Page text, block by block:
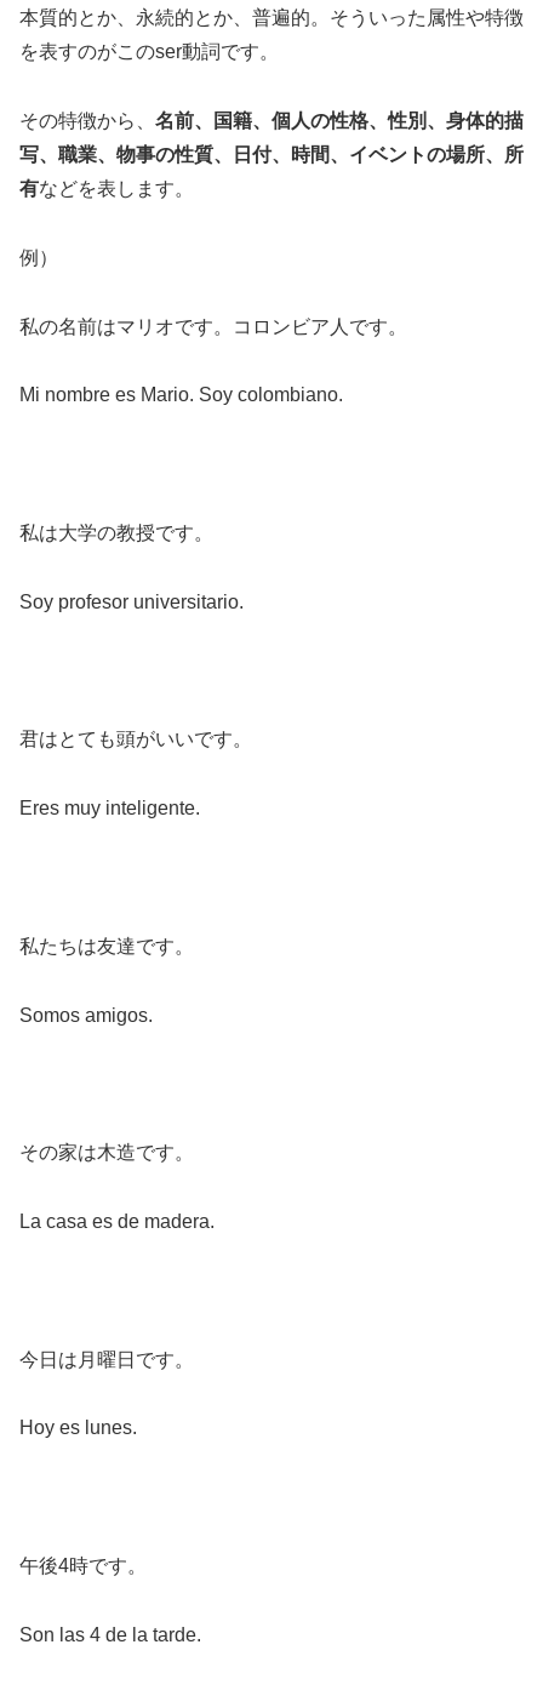
本質的とか、永続的とか、普遍的。そういった属性や特徴
を表すのがこのser動詞です。
その特徴から、 名前、国籍、個人の性格、性別、身体的描
写、職業、物事の性質、日付、時間、イベントの場所、所
有などを表します。
例）
私の名前はマリオです。コロンビア人です。
Mi nombre es Mario. Soy colombiano.
私は大学の教授です。
Soy profesor universitario.
君はとても頭がいいです。
Eres muy inteligente.
私たちは友達です。
Somos amigos.
その家は木造です。
La casa es de madera.
今日は月曜日です。
Hoy es lunes.
午後4時です。
Son las 4 de la tarde.